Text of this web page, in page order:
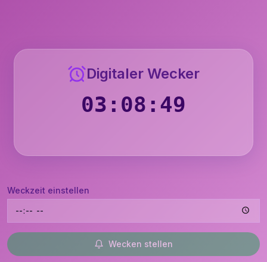
Digitaler Wecker
03:08:50
Weckzeit einstellen
Wecken stellen